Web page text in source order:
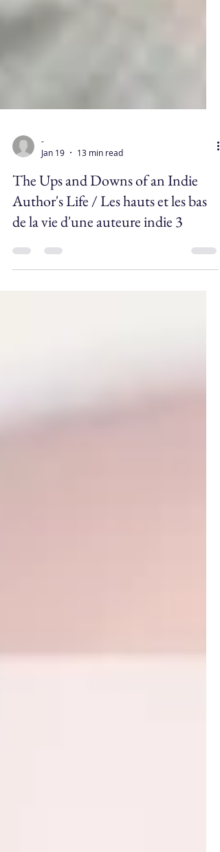
-
Jan 19
13 min read
The Ups and Downs of an Indie
Author's Life / Les hauts et les bas
de la vie d'une auteure indie 3